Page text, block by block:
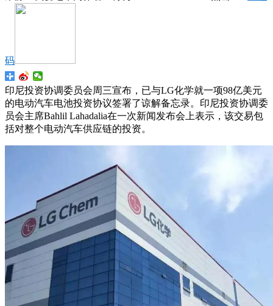
码
印尼投资协调委员会周三宣布，已与LG化学就一项98亿美元
的电动汽车电池投资协议签署了谅解备忘录。印尼投资协调委
员会主席Bahlil Lahadalia在一次新闻发布会上表示，该交易包
括对整个电动汽车供应链的投资。